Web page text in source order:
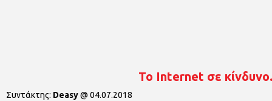
Το Internet σε
Συντάκτης: Deasy@ 04.07.2018